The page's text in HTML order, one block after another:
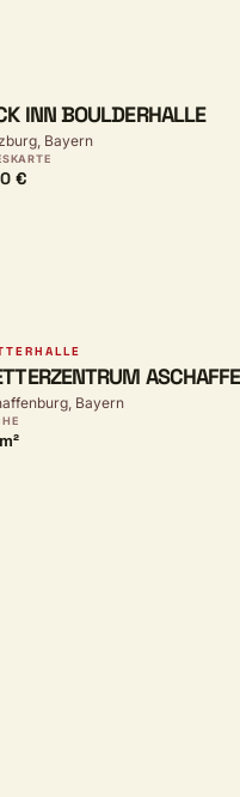
INN BOULDERHALLE
Bayern
€
Bayern